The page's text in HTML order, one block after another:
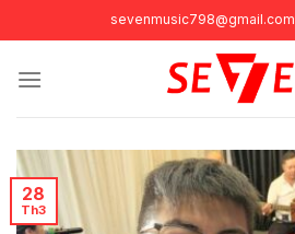
to
content
sevenmusic798@gmail.com
28
Th3